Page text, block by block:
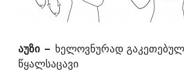
აუზი – ხელოვნურად
წყალსაცავი